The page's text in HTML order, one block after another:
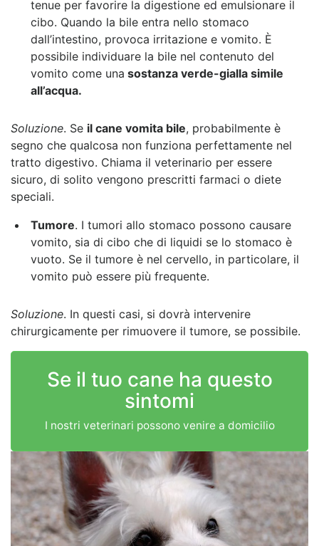
tenue per favorire la digestione ed emulsionare il
cibo. Quando la bile entra nello stomaco
dall’intestino, provoca irritazione e vomito. È
possibile individuare la bile nel contenuto del
vomito come una sostanza verde-gialla simile
all’acqua.
Soluzione. Se il cane vomita bile, probabilmente è
segno che qualcosa non funziona perfettamente nel
tratto digestivo. Chiama il veterinario per essere
sicuro, di solito vengono prescritti farmaci o diete
speciali.
Tumore. I tumori allo stomaco possono causare
vomito, sia di cibo che di liquidi se lo stomaco è
vuoto. Se il tumore è nel cervello, in particolare, il
vomito può essere più frequente.
Soluzione. In questi casi, si dovrà intervenire
chirurgicamente per rimuovere il tumore, se possibile.
Se il tuo cane ha questo
sintomi
I nostri veterinari possono venire a domicilio